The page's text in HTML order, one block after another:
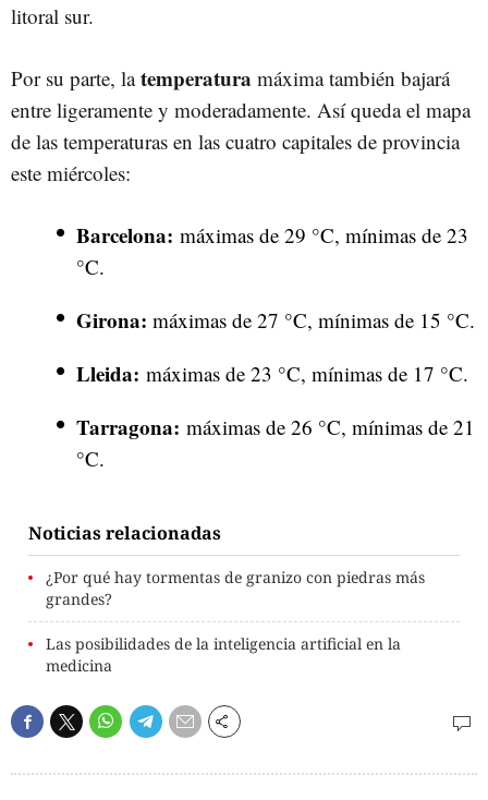
litoral sur.
Por su parte, latemperatura máxima también bajará
entre ligeramente y moderadamente. Así queda el mapa
de las temperaturas en las cuatro capitales de provincia
este miércoles:
Barcelona: máximas de 29 °C, mínimas de 23
°C.
Girona: máximas de 27 °C, mínimas de 15 °C.
Lleida: máximas de 23 °C, mínimas de 17 °C.
Tarragona: máximas de 26 °C, mínimas de 21
°C.
Noticias relacionadas
¿Por qué hay tormentas de granizo con piedras más
grandes?
Las posibilidades de la inteligencia artificial en la
medicina